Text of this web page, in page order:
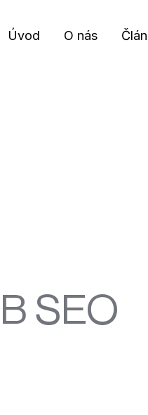
Úvod O nás
SEO